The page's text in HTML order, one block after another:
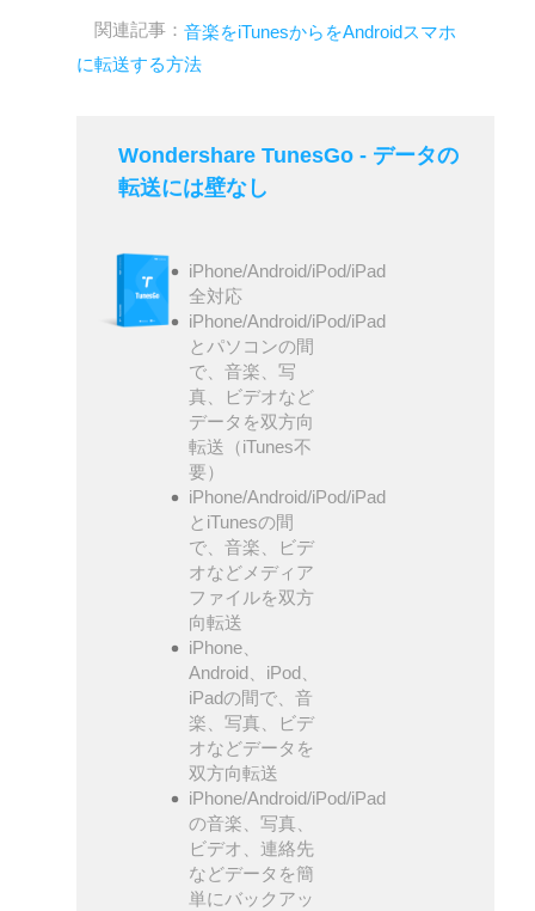
関連記事： 音楽をiTunesからをAndroidスマホ
に転送する方法
Wondershare TunesGo - データの
転送には壁なし
iPhone/Android/iPod/iPad
全対応
iPhone/Android/iPod/iPad
とパソコンの間
で、音楽、写
真、ビデオなど
データを双方向
転送（iTunes不
要）
iPhone/Android/iPod/iPad
とiTunesの間
で、音楽、ビデ
オなどメディア
ファイルを双方
向転送
iPhone、
Android、iPod、
iPadの間で、音
楽、写真、ビデ
オなどデータを
双方向転送
iPhone/Android/iPod/iPad
の音楽、写真、
ビデオ、連絡先
などデータを簡
単にバックアッ